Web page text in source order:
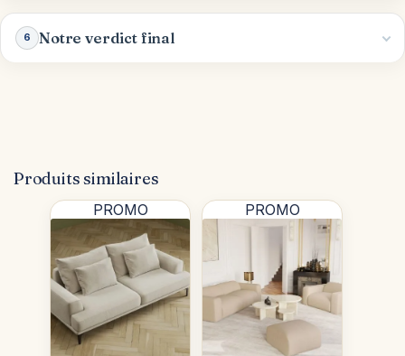
6 Notre verdict final
Produits similaires
PROMO PROMO